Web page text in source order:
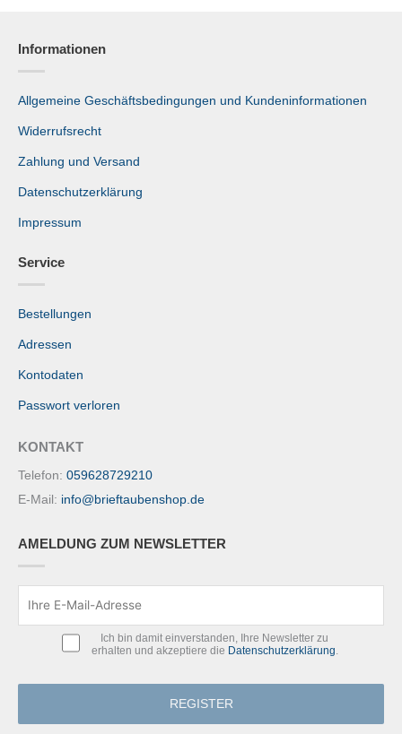
Informationen
Allgemeine Geschäftsbedingungen und Kundeninformationen
Widerrufsrecht
Zahlung und Versand
Datenschutzerklärung
Impressum
Service
Bestellungen
Adressen
Kontodaten
Passwort verloren
KONTAKT
Telefon: 059628729210
E-Mail: info@brieftaubenshop.de
AMELDUNG ZUM NEWSLETTER
Ich bin damit einverstanden, Ihre Newsletter zu
erhalten und akzeptiere die Datenschutzerklärung